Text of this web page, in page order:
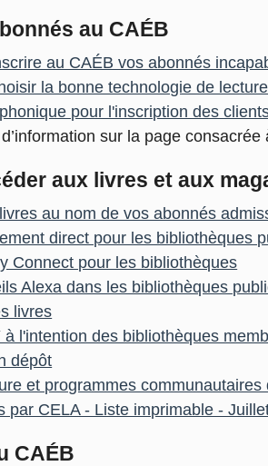
au CAÉB
au CAÉB vos abonnés
la bonne technologie de
pour l'inscription des
sur la page consacrée
aux livres et aux
au nom de vos abonnés
direct pour les bibliothèques
Connect pour les bibliothèques
Alexa dans les bibliothèques
livres
à l'intention des bibliothèques
dépôt
et programmes
par CELA - Liste imprimable -
CAÉB